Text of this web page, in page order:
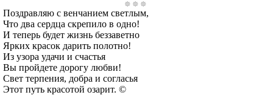
Поздравляю с венчанием светлым,
Что два сердца скрепило в одно!
И теперь будет жизнь беззаветно
Ярких красок дарить полотно!
Из узора удачи и счастья
Вы пройдете дорогу любви!
Свет терпения, добра и согласья
Этот путь красотой озарит. ©